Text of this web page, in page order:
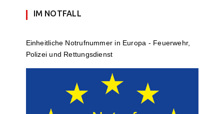
IM NOTFALL
Einheit­li­che Notruf­num­mer in Europa - Feuerwehr,
Polizei und Rettungs­dienst